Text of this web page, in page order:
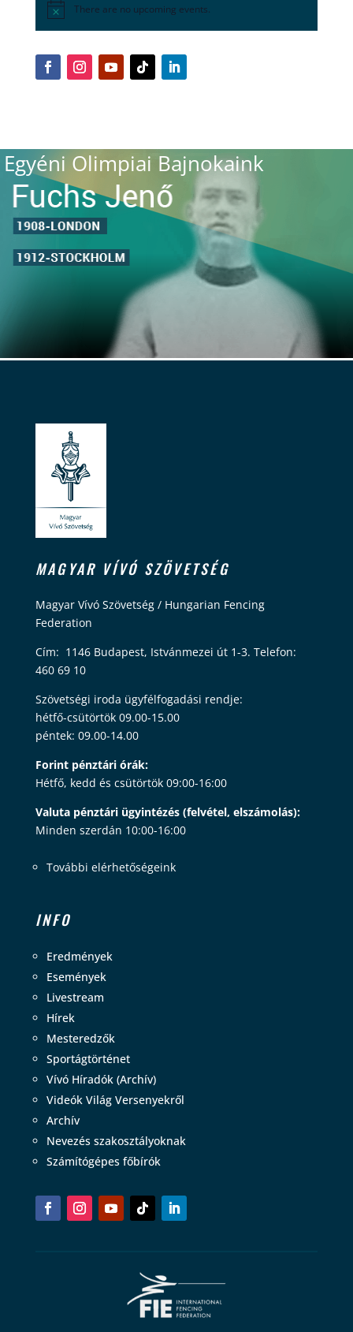
There are no upcoming events.
Egyéni Olimpiai Bajnokaink
MAGYAR VÍVÓ SZÖVETSÉG
Magyar Vívó Szövetség / Hungarian Fencing
Federation
Cím: 1146 Budapest, Istvánmezei út 1-3. Telefon:
460 69 10
Szövetségi iroda ügyfélfogadási rendje:
hétfő-csütörtök 09.00-15.00
péntek: 09.00-14.00
Forint pénztári órák:
Hétfő, kedd és csütörtök 09:00-16:00
Valuta pénztári ügyintézés (felvétel, elszámolás):
Minden szerdán 10:00-16:00
További elérhetőségeink
INFO
Eredmények
Események
Livestream
Hírek
Mesteredzők
Sportágtörténet
Vívó Híradók (Archív)
Videók Világ Versenyekről
Archív
Nevezés szakosztályoknak
Számítógépes főbírók